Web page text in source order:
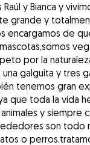
y Bianca y
grande y
encargamos de
por la
galguita y tres
tenemos gran
que toda la vida
y siempre
son todo
o